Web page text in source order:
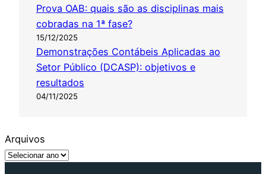
Prova OAB: quais são as disciplinas mais
cobradas na 1ª fase?
15/12/2025
Demonstrações Contábeis Aplicadas ao
Setor Público (DCASP): objetivos e
resultados
04/11/2025
Arquivos